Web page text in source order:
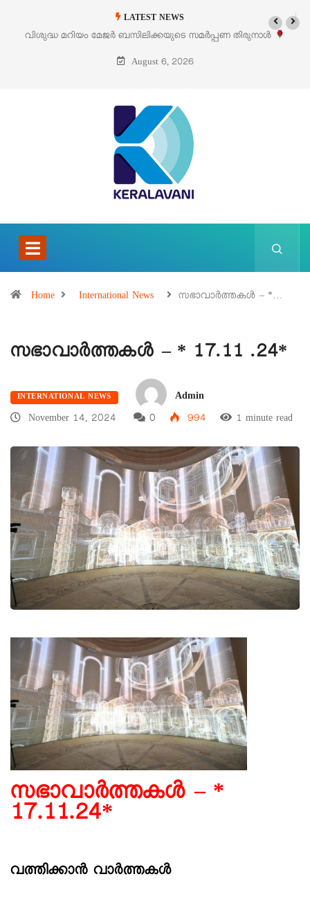
LATEST NEWS
‘പെറ്റൽസ്’ ലൈഫ് സ്റ്റൈൽ എക്സിബിഷനും സെയിലും ഓഗസ്റ്റ് 8-ന്
പെരുമാനൂരിൽ
August 6, 2026
Home International News സഭാവാര്‍ത്തകള്‍ – *…
സഭാവാര്‍ത്തകള്‍ – * 17.11 .24*
INTERNATIONAL NEWS
Admin
November 14, 2024
0 994 1 minute read
സഭാവാര്‍ത്തകള്‍ – *
17.11.24*
വത്തിക്കാൻ വാർത്തകൾ